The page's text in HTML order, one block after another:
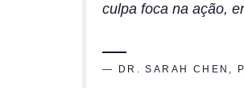
culpa foca na ação,
— DR. SARAH CHEN,